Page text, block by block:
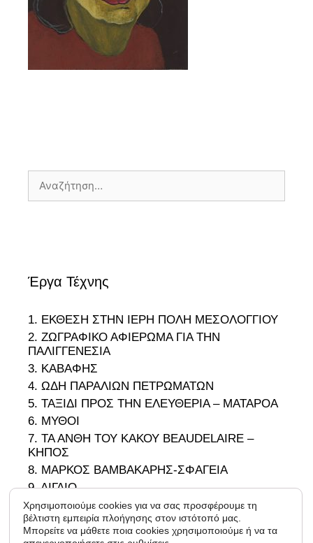
για:
Έργα Τέχνης
1. ΕΚΘΕΣΗ ΣΤΗΝ ΙΕΡΗ ΠΟΛΗ ΜΕΣΟΛΟΓΓΙΟΥ
2. ΖΩΓΡΑΦΙΚΟ ΑΦΙΕΡΩΜΑ ΓΙΑ ΤΗΝ
ΠΑΛΙΓΓΕΝΕΣΙΑ
3. ΚΑΒΑΦΗΣ
4. ΩΔΗ ΠΑΡΑΛΙΩΝ ΠΕΤΡΩΜΑΤΩΝ
5. ΤΑΞΙΔΙ ΠΡΟΣ ΤΗΝ ΕΛΕΥΘΕΡΙΑ – ΜΑΤΑΡΟΑ
6. ΜΥΘΟΙ
7. ΤΑ ΑΝΘΗ ΤΟΥ ΚΑΚΟΥ BEAUDELAIRE –
ΚΗΠΟΣ
8. ΜΑΡΚΟΣ ΒΑΜΒΑΚΑΡΗΣ-ΣΦΑΓΕΙΑ
9. ΑΙΓΑΙΟ
10. ΟΔΥΣΣΕΑΣ
11. 1966-1988
Χρησιμοποιούμε cookies για να σας προσφέρουμε τη
βέλτιστη εμπειρία πλοήγησης στον ιστότοπό μας.
Μπορείτε να μάθετε ποια cookies χρησιμοποιούμε ή να τα